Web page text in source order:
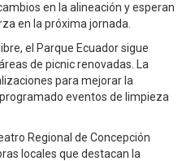
en la alineación y esperan
en la próxima jornada.
el Parque Ecuador sigue
de picnic renovadas. La
para mejorar la
eventos de limpieza
Regional de Concepción
locales que destacan la